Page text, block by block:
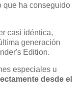
que ha conseguido
casi idéntica,
generación
Edition.
especiales u
desde el